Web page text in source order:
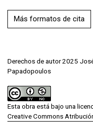
Más formatos de cita
Derechos de autor 2025
Papadopoulos
Esta obra está bajo una
Creative Commons